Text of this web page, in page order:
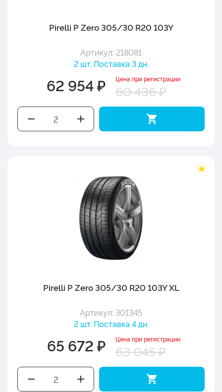
Pirelli P Zero 305/30 R20 103Y
Артикул: 218081
2 шт. Поставка 3 дн.
62 954 ₽ Цена при регистрации
60 436 ₽
Pirelli P Zero 305/30 R20 103Y XL
Артикул: 301345
2 шт. Поставка 4 дн.
65 672 ₽ Цена при регистрации
63 045 ₽